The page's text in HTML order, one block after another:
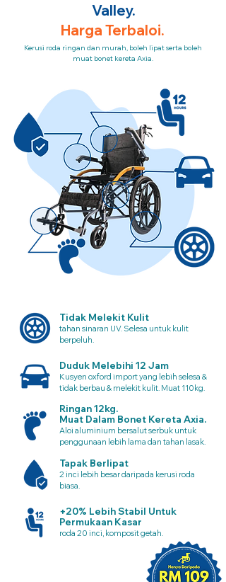
Valley.
Harga Terbaloi.
Kerusi roda ringan dan murah, boleh lipat serta boleh
muat bonet kereta Axia.
Tidak Melekit Kulit
tahan sinaran UV. Selesa untuk kulit
berpeluh.
Duduk Melebihi 12 Jam
Kusyen oxford import yang lebih selesa &
tidak berbau & melekit kulit. Muat 110kg.
Ringan 12kg.
Muat Dalam Bonet Kereta Axia.
Aloi aluminium bersalut serbuk untuk
penggunaan lebih lama dan tahan lasak.
Tapak Berlipat
2 inci lebih besar daripada kerusi roda
biasa.
+20% Lebih Stabil Untuk
Permukaan Kasar
roda 20 inci, komposit getah.